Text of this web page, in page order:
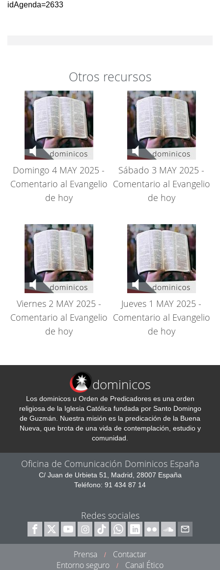
idAgenda=2633
Otros recursos
Domingo 4 MAY 2025 -
Comentario al Evangelio
de hoy
Sábado 3 MAY 2025 -
Comentario al Evangelio
de hoy
Viernes 2 MAY 2025 -
Comentario al Evangelio
de hoy
Jueves 1 MAY 2025 -
Comentario al Evangelio
de hoy
dominicos
Los dominicos u Orden de Predicadores es una orden
religiosa de la Iglesia Católica fundada por Santo Domingo
de Guzmán. Nuestra misión es la predicación de la Buena
Nueva, que brota de una vida de contemplación, estudio y
comunidad.
Oficina de Comunicación Dominicos España
C/ Juan de Urbieta 51, Madrid, 28007 España
Teléfono: 91 434 87 14
Redes sociales
Prensa /
Contactar
Entorno seguro
/ Canal Ético